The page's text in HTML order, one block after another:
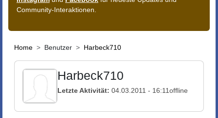
Community-Interaktionen.
Home Benutzer Harbeck710
Harbeck710
Letzte Aktivität: 04.03.2011 - 16:11offline